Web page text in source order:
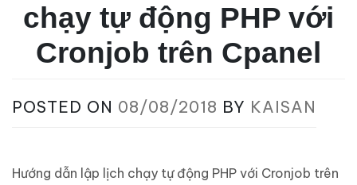
chạy tự động PHP với
Cronjob trên Cpanel
POSTED ON 08/08/2018 BY KAISAN
Hướng dẫn lập lịch chạy tự động PHP với Cronjob trên